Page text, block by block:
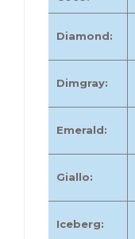
Diamond:
Dimgray:
Emerald:
Giallo:
Iceberg: